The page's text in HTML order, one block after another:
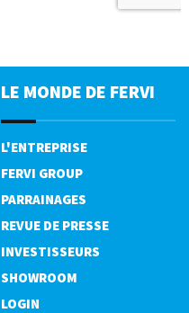
LE MONDE DE FERVI
L'ENTREPRISE
FERVI GROUP
PARRAINAGES
REVUE DE PRESSE
INVESTISSEURS
SHOWROOM
LOGIN